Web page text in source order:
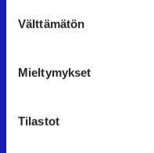
valinta
Välttämätön
Mieltymykset
Tilastot
Käyntiosoite: